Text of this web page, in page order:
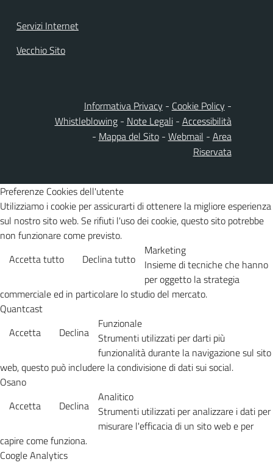
Servizi Internet
Vecchio Sito
Informativa Privacy - Cookie Policy -
Whistleblowing- Note Legali- Accessibilità
- Mappa del Sito- Webmail - Area
Riservata
Preferenze Cookies dell'utente
Utilizziamo i cookie per assicurarti di ottenere la migliore esperienza
sul nostro sito web. Se rifiuti l'uso dei cookie, questo sito potrebbe
non funzionare come previsto.
Accetta tutto
Declina tutto
Marketing
Insieme di tecniche che hanno
per oggetto la strategia
commerciale ed in particolare lo studio del mercato.
Quantcast
Accetta
Declina
Funzionale
Strumenti utilizzati per darti più
funzionalità durante la navigazione sul sito
web, questo può includere la condivisione di dati sui social.
Osano
Accetta
Declina
Analitico
Strumenti utilizzati per analizzare i dati per
misurare l'efficacia di un sito web e per
capire come funziona.
Coogle Analytics